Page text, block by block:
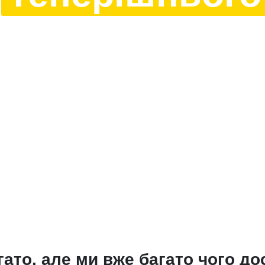
але ми вже багато чого